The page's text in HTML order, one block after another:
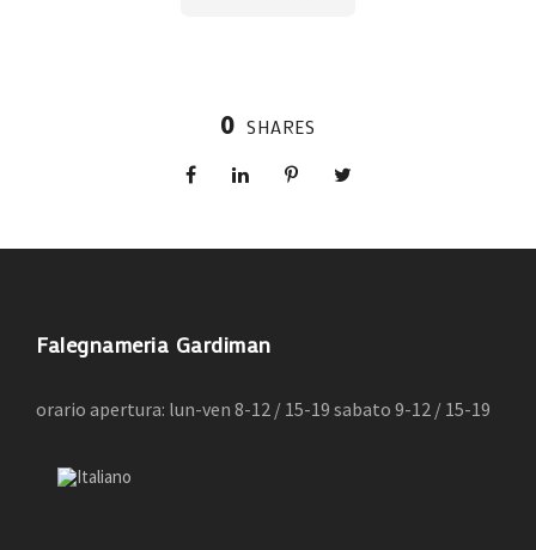
0 SHARES
Falegnameria Gardiman
orario apertura: lun-ven 8-12 / 15-19 sabato 9-12 / 15-19